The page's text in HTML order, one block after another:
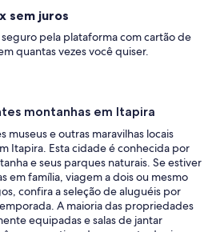
sem juros
pela plataforma com cartão de
quantas vezes você quiser.
montanhas em Itapira
museus e outras maravilhas locais
Itapira. Esta cidade é conhecida por
e seus parques naturais. Se estiver
em família, viagem a dois ou mesmo
confira a seleção de aluguéis por
A maioria das propriedades
equipadas e salas de jantar